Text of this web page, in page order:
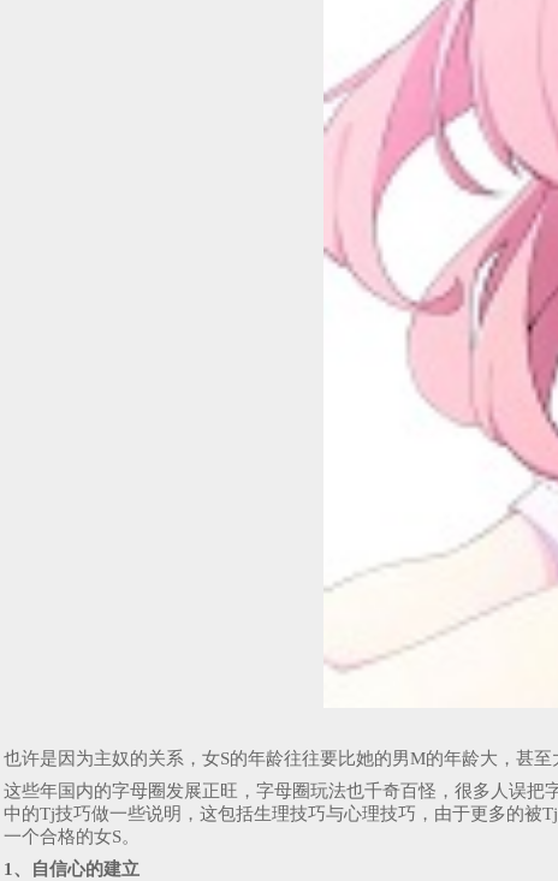
也许是因为主奴的关系，女S的年龄往往要比她的男M的年龄大，甚
这些年国内的字母圈发展正旺，字母圈玩法也千奇百怪，很多人误
中的Tj技巧做一些说明，这包括生理技巧与心理技巧，由于更多的
一个合格的女S。
1、自信心的建立